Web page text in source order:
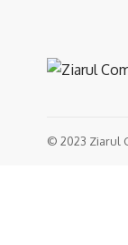
© 2023 Ziarul